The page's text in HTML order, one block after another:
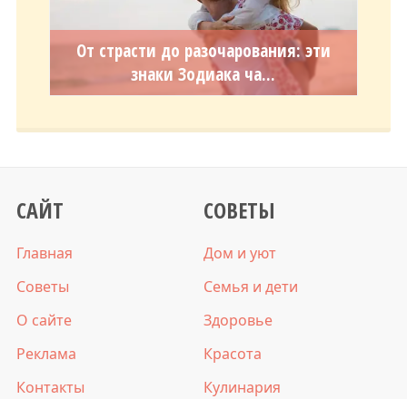
От страсти до разочарования: эти
знаки Зодиака ча...
САЙТ
Главная
Советы
О сайте
Реклама
Контакты
СОВЕТЫ
Дом и уют
Семья и дети
Здоровье
Красота
Кулинария